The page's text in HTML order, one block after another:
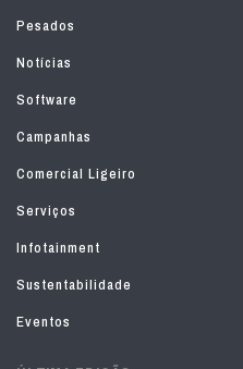
Pesados
Notícias
Software
Campanhas
Comercial Ligeiro
Serviços
Infotainment
Sustentabilidade
Eventos